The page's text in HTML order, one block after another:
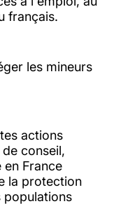
français.
les mineurs
actions
conseil,
France
la protection
populations